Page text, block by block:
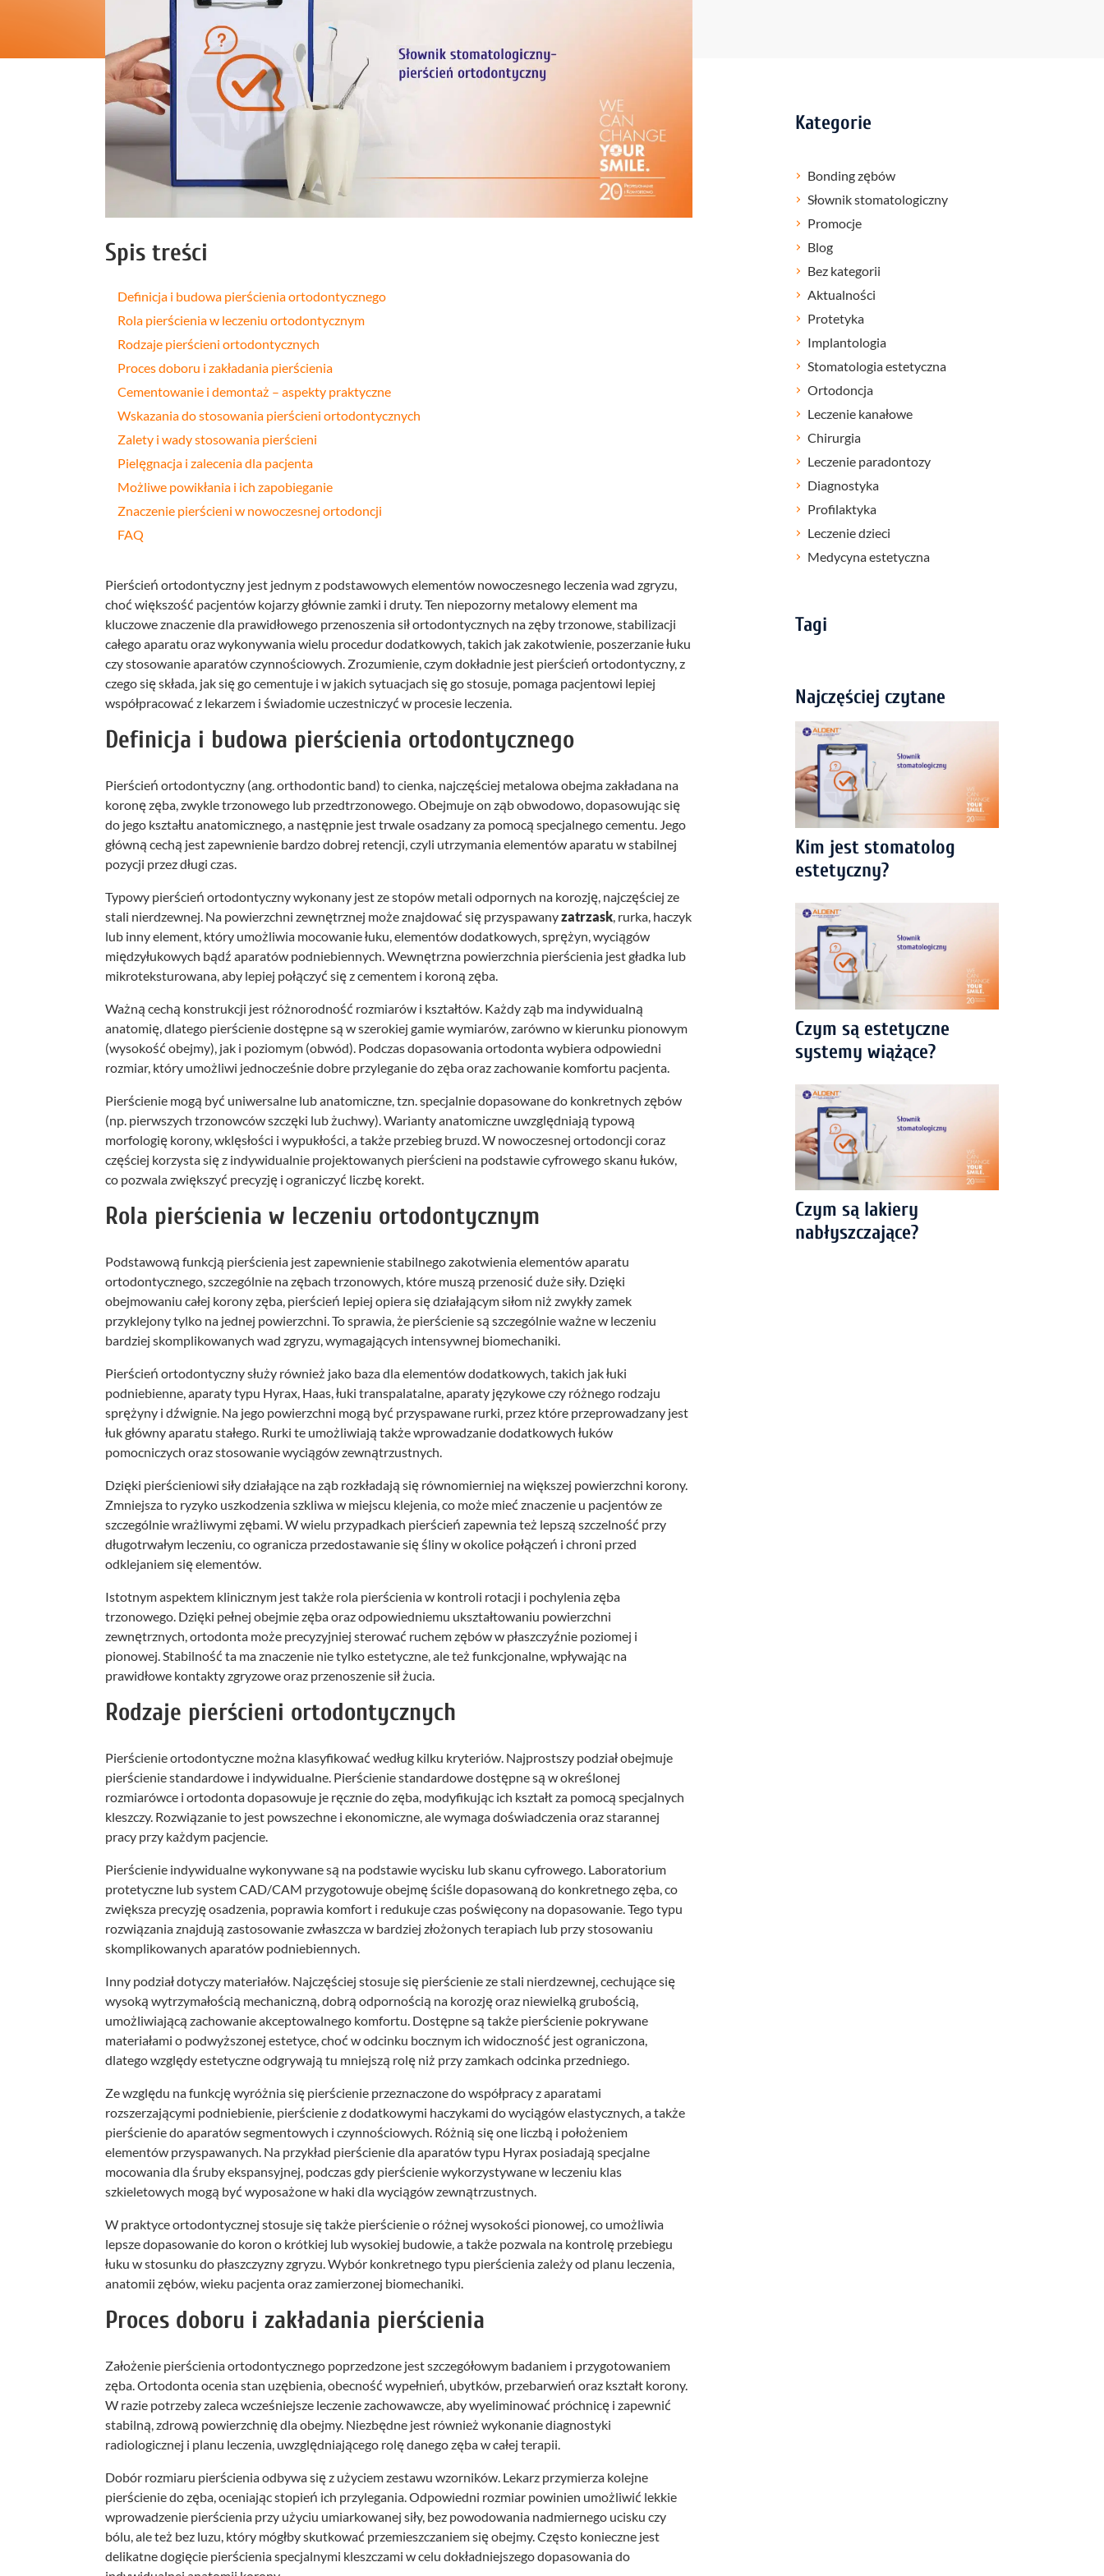
Profilaktyka
Higienizacja
Leczenie
kanałowe
Fizjoterapia
Periodontologia
Leczenie
bruksizmu
Spis treści
Definicja i budowa pierścienia ortodontycznego
Rola pierścienia w leczeniu ortodontycznym
Rodzaje pierścieni ortodontycznych
Proces doboru i zakładania pierścienia
Cementowanie i demontaż – aspekty praktyczne
Wskazania do stosowania pierścieni ortodontycznych
Zalety i wady stosowania pierścieni
Pielęgnacja i zalecenia dla pacjenta
Możliwe powikłania i ich zapobieganie
Znaczenie pierścieni w nowoczesnej ortodoncji
FAQ
Pierścień ortodontyczny jest jednym z podstawowych elementów nowoczesnego leczenia wad zgryzu,
choć większość pacjentów kojarzy głównie zamki i druty. Ten niepozorny metalowy element ma
kluczowe znaczenie dla prawidłowego przenoszenia sił ortodontycznych na zęby trzonowe, stabilizacji
całego aparatu oraz wykonywania wielu procedur dodatkowych, takich jak zakotwienie, poszerzanie łuku
czy stosowanie aparatów czynnościowych. Zrozumienie, czym dokładnie jest pierścień ortodontyczny, z
czego się składa, jak się go cementuje i w jakich sytuacjach się go stosuje, pomaga pacjentowi lepiej
współpracować z lekarzem i świadomie uczestniczyć w procesie leczenia.
Definicja i budowa pierścienia ortodontycznego
Pierścień ortodontyczny (ang. orthodontic band) to cienka, najczęściej metalowa obejma zakładana na
koronę zęba, zwykle trzonowego lub przedtrzonowego. Obejmuje on ząb obwodowo, dopasowując się
do jego kształtu anatomicznego, a następnie jest trwale osadzany za pomocą specjalnego cementu. Jego
główną cechą jest zapewnienie bardzo dobrej retencji, czyli utrzymania elementów aparatu w stabilnej
pozycji przez długi czas.
Typowy pierścień ortodontyczny wykonany jest ze stopów metali odpornych na korozję, najczęściej ze
stali nierdzewnej. Na powierzchni zewnętrznej może znajdować się przyspawanyzatrzask, rurka, haczyk
lub inny element, który umożliwia mocowanie łuku, elementów dodatkowych, sprężyn, wyciągów
międzyłukowych bądź aparatów podniebiennych. Wewnętrzna powierzchnia pierścienia jest gładka lub
mikroteksturowana, aby lepiej połączyć się z cementem i koroną zęba.
Ważną cechą konstrukcji jest różnorodność rozmiarów i kształtów. Każdy ząb ma indywidualną
anatomię, dlatego pierścienie dostępne są w szerokiej gamie wymiarów, zarówno w kierunku pionowym
(wysokość obejmy), jak i poziomym (obwód). Podczas dopasowania ortodonta wybiera odpowiedni
rozmiar, który umożliwi jednocześnie dobre przyleganie do zęba oraz zachowanie komfortu pacjenta.
Pierścienie mogą być uniwersalne lub anatomiczne, tzn. specjalnie dopasowane do konkretnych zębów
(np. pierwszych trzonowców szczęki lub żuchwy). Warianty anatomiczne uwzględniają typową
morfologię korony, wklęsłości i wypukłości, a także przebieg bruzd. W nowoczesnej ortodoncji coraz
częściej korzysta się z indywidualnie projektowanych pierścieni na podstawie cyfrowego skanu łuków,
co pozwala zwiększyć precyzję i ograniczyć liczbę korekt.
Rola pierścienia w leczeniu ortodontycznym
Podstawową funkcją pierścienia jest zapewnienie stabilnego zakotwienia elementów aparatu
ortodontycznego, szczególnie na zębach trzonowych, które muszą przenosić duże siły. Dzięki
obejmowaniu całej korony zęba, pierścień lepiej opiera się działającym siłom niż zwykły zamek
przyklejony tylko na jednej powierzchni. To sprawia, że pierścienie są szczególnie ważne w leczeniu
bardziej skomplikowanych wad zgryzu, wymagających intensywnej biomechaniki.
Pierścień ortodontyczny służy również jako baza dla elementów dodatkowych, takich jak łuki
podniebienne, aparaty typu Hyrax, Haas, łuki transpalatalne, aparaty językowe czy różnego rodzaju
sprężyny i dźwignie. Na jego powierzchni mogą być przyspawane rurki, przez które przeprowadzany jest
łuk główny aparatu stałego. Rurki te umożliwiają także wprowadzanie dodatkowych łuków
pomocniczych oraz stosowanie wyciągów zewnątrzustnych.
Dzięki pierścieniowi siły działające na ząb rozkładają się równomierniej na większej powierzchni korony.
Zmniejsza to ryzyko uszkodzenia szkliwa w miejscu klejenia, co może mieć znaczenie u pacjentów ze
szczególnie wrażliwymi zębami. W wielu przypadkach pierścień zapewnia też lepszą szczelność przy
długotrwałym leczeniu, co ogranicza przedostawanie się śliny w okolice połączeń i chroni przed
odklejaniem się elementów.
Istotnym aspektem klinicznym jest także rola pierścienia w kontroli rotacji i pochylenia zęba
trzonowego. Dzięki pełnej obejmie zęba oraz odpowiedniemu ukształtowaniu powierzchni
zewnętrznych, ortodonta może precyzyjniej sterować ruchem zębów w płaszczyźnie poziomej i
pionowej. Stabilność ta ma znaczenie nie tylko estetyczne, ale też funkcjonalne, wpływając na
prawidłowe kontakty zgryzowe oraz przenoszenie sił żucia.
Rodzaje pierścieni ortodontycznych
Pierścienie ortodontyczne można klasyfikować według kilku kryteriów. Najprostszy podział obejmuje
pierścienie standardowe i indywidualne. Pierścienie standardowe dostępne są w określonej
rozmiarówce i ortodonta dopasowuje je ręcznie do zęba, modyfikując ich kształt za pomocą specjalnych
kleszczy. Rozwiązanie to jest powszechne i ekonomiczne, ale wymaga doświadczenia oraz starannej
pracy przy każdym pacjencie.
Pierścienie indywidualne wykonywane są na podstawie wycisku lub skanu cyfrowego. Laboratorium
protetyczne lub system CAD/CAM przygotowuje obejmę ściśle dopasowaną do konkretnego zęba, co
zwiększa precyzję osadzenia, poprawia komfort i redukuje czas poświęcony na dopasowanie. Tego typu
rozwiązania znajdują zastosowanie zwłaszcza w bardziej złożonych terapiach lub przy stosowaniu
skomplikowanych aparatów podniebiennych.
Inny podział dotyczy materiałów. Najczęściej stosuje się pierścienie ze stali nierdzewnej, cechujące się
wysoką wytrzymałością mechaniczną, dobrą odpornością na korozję oraz niewielką grubością,
umożliwiającą zachowanie akceptowalnego komfortu. Dostępne są także pierścienie pokrywane
materiałami o podwyższonej estetyce, choć w odcinku bocznym ich widoczność jest ograniczona,
dlatego względy estetyczne odgrywają tu mniejszą rolę niż przy zamkach odcinka przedniego.
Ze względu na funkcję wyróżnia się pierścienie przeznaczone do współpracy z aparatami
rozszerzającymi podniebienie, pierścienie z dodatkowymi haczykami do wyciągów elastycznych, a także
pierścienie do aparatów segmentowych i czynnościowych. Różnią się one liczbą i położeniem
elementów przyspawanych. Na przykład pierścienie dla aparatów typu Hyrax posiadają specjalne
mocowania dla śruby ekspansyjnej, podczas gdy pierścienie wykorzystywane w leczeniu klas
szkieletowych mogą być wyposażone w haki dla wyciągów zewnątrzustnych.
W praktyce ortodontycznej stosuje się także pierścienie o różnej wysokości pionowej, co umożliwia
lepsze dopasowanie do koron o krótkiej lub wysokiej budowie, a także pozwala na kontrolę przebiegu
łuku w stosunku do płaszczyzny zgryzu. Wybór konkretnego typu pierścienia zależy od planu leczenia,
anatomii zębów, wieku pacjenta oraz zamierzonej biomechaniki.
Proces doboru i zakładania pierścienia
Założenie pierścienia ortodontycznego poprzedzone jest szczegółowym badaniem i przygotowaniem
zęba. Ortodonta ocenia stan uzębienia, obecność wypełnień, ubytków, przebarwień oraz kształt korony.
W razie potrzeby zaleca wcześniejsze leczenie zachowawcze, aby wyeliminować próchnicę i zapewnić
stabilną, zdrową powierzchnię dla obejmy. Niezbędne jest również wykonanie diagnostyki
radiologicznej i planu leczenia, uwzględniającego rolę danego zęba w całej terapii.
Dobór rozmiaru pierścienia odbywa się z użyciem zestawu wzorników. Lekarz przymierza kolejne
pierścienie do zęba, oceniając stopień ich przylegania. Odpowiedni rozmiar powinien umożliwić lekkie
wprowadzenie pierścienia przy użyciu umiarkowanej siły, bez powodowania nadmiernego ucisku czy
bólu, ale też bez luzu, który mógłby skutkować przemieszczaniem się obejmy. Często konieczne jest
delikatne dogięcie pierścienia specjalnymi kleszczami w celu dokładniejszego dopasowania do
Kategorie
Bonding zębów
Słownik stomatologiczny
Promocje
Blog
Bez kategorii
Aktualności
Protetyka
Implantologia
Stomatologia estetyczna
Ortodoncja
Leczenie kanałowe
Chirurgia
Leczenie paradontozy
Diagnostyka
Profilaktyka
Leczenie dzieci
Medycyna estetyczna
Tagi
Najczęściej czytane
Kim jest stomatolog
estetyczny?
Czym są estetyczne
systemy wiążące?
Czym są lakiery
nabłyszczające?